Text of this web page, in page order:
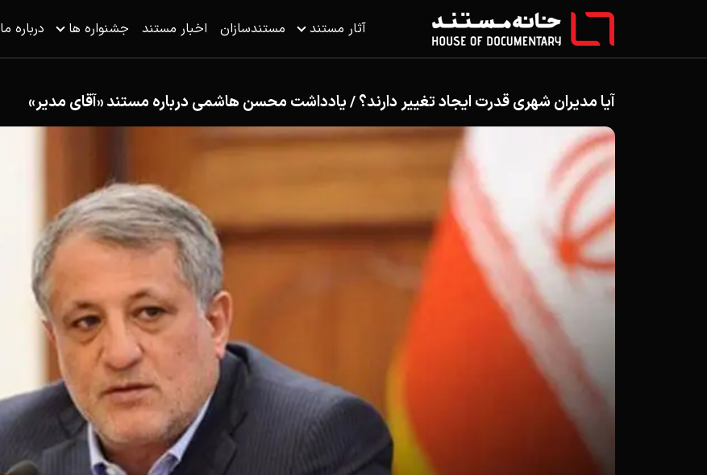
آثار مستند مستندسازان اخبار مستند جشنواره ها درباره ما
آیا مدیران شهری قدرت ایجاد تغییر دارند؟ / یادداشت محسن هاشمی درباره مستند «آقای مدیر»